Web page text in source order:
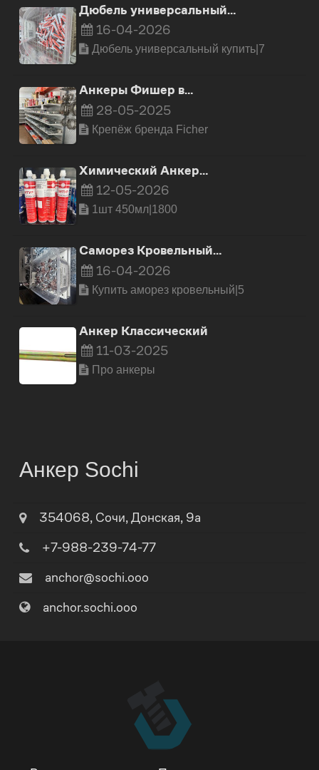
Дюбель универсальный…
16-04-2026
Дюбель универсальный купить|7
Анкеры Фишер в…
28-05-2025
Крепёж бренда Ficher
Химический Анкер…
12-05-2026
1шт 450мл|1800
Саморез Кровельный…
16-04-2026
Купить аморез кровельный|5
Анкер Классический
11-03-2025
Про анкеры
Анкер Sochi
354068, Сочи,Донская, 9а
+7-988-239-74-77
anchor@sochi.ooo
anchor.sochi.ooo